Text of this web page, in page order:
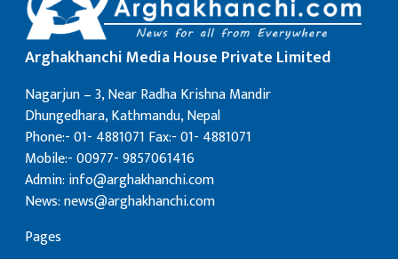
Arghakhanchi Media House Private Limited
Nagarjun – 3, Near Radha Krishna Mandir
Dhungedhara, Kathmandu, Nepal
Phone:- 01- 4881071 Fax:- 01- 4881071
Mobile:- 00977- 9857061416
Admin: info@arghakhanchi.com
News: news@arghakhanchi.com
Pages